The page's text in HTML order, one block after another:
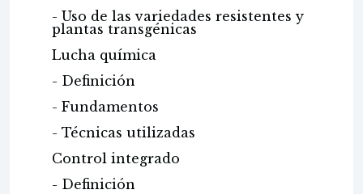
- Uso de las variedades resistentes y
plantas transgénicas
Lucha química
- Definición
- Fundamentos
- Técnicas utilizadas
Control integrado
- Definición